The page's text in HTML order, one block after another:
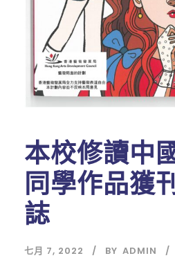
本校修讀中
同學作品獲
誌
七月 7, 2022 BY ADMIN